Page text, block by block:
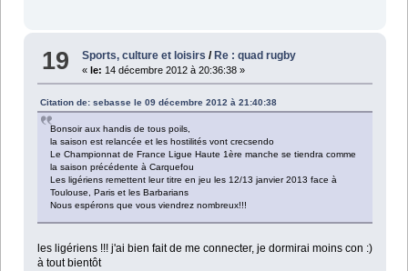
19 Sports, culture et loisirs / Re : quad rugby
« le: 14 décembre 2012 à 20:36:38 »
Citation de: sebasse le 09 décembre 2012 à 21:40:38
Bonsoir aux handis de tous poils,
la saison est relancée et les hostilités vont crecsendo
Le Championnat de France Ligue Haute 1ère manche se tiendra comme
la saison précédente à Carquefou
Les ligériens remettent leur titre en jeu les 12/13 janvier 2013 face à
Toulouse, Paris et les Barbarians
Nous espérons que vous viendrez nombreux!!!
les ligériens !!! j'ai bien fait de me connecter, je dormirai moins con :)
à tout bientôt